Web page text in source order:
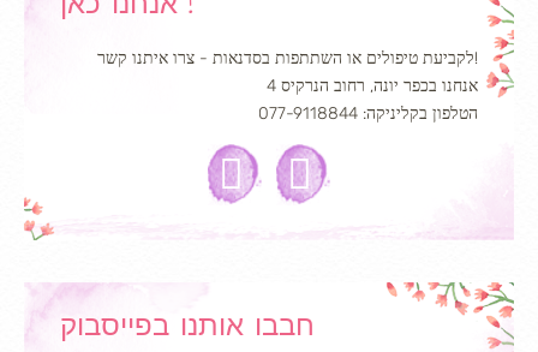
לקביעת טיפולים או השתתפות בסדנאות - צרו איתנו קשר!
אנחנו בכפר יונה, רחוב הנרקיס 4
הטלפון בקליניקה: 077-9118844
חבבו אותנו בפייסבוק